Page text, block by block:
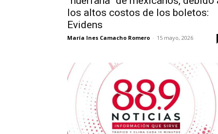
los altos costos de los boletos:
Evidens
María Ines Camacho Romero - 15 mayo, 2026